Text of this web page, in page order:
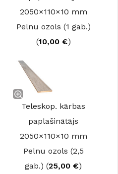
2050×110×10 mm
Pelnu ozols (1 gab.)
(10,00 €)
Teleskop. kārbas
paplašinātājs
2050×110×10 mm
Pelnu ozols (2,5
gab.) (25,00 €)